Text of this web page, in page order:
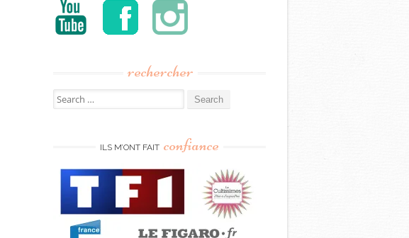
rechercher
Search
for:
ILS M’ONT FAIT confiance